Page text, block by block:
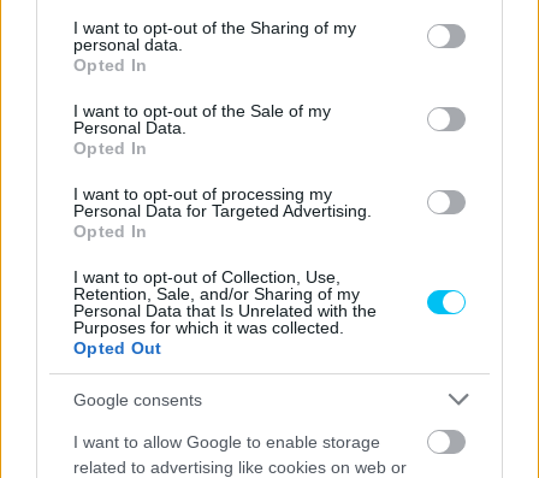
not limited to your visit or usage behaviour. You may click to
grant or deny consent to Google and its third-party tags to
use your data for below specified purposes in below Google
consent section.
I want to opt-out of the Sharing of my
personal data.
Opted In
I want to opt-out of the Sale of my
Personal Data.
Opted In
I want to opt-out of processing my
Personal Data for Targeted Advertising.
Opted In
I want to opt-out of Collection, Use,
Retention, Sale, and/or Sharing of my
Personal Data that Is Unrelated with the
Purposes for which it was collected.
Opted Out
Google consents
I want to allow Google to enable storage
related to advertising like cookies on web or
Quartararo már pénteken panaszkodott az agresszív
imbolygott alatta.
Franciaországban. Csak a csapatnak üzenem, hogy
megoldást kell keresnünk. Úgy döntöttem, hogy nem
fogok tovább mérgelődni, mert minden egyes alkalommal,
amikor mérges leszek, a helyzet csak még nehezebbé válik.
A legnehezebb időszakon megyünk keresztül, amit a
kilenc versenyen vagyunk túl, mert a sprinteket is
beleszámolom, de nincs megoldás a láthatáron. Nincs
alapunk és nincs sebességünk. Most ki kell találnunk,